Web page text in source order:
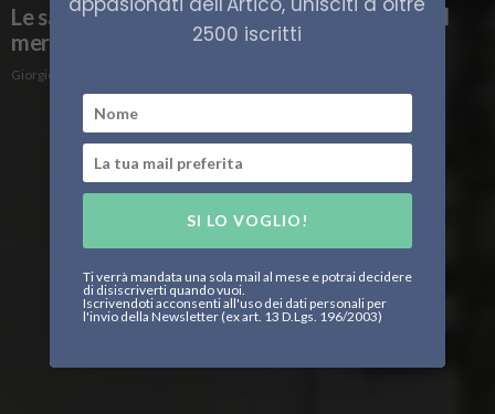
Le sanzioni secondarie degli USA colpiscono il
mercato energetico russo
Giorgio Cacciotti
2500 iscritti
SI LO VOGLIO!
Ti verrà mandata una sola mail al mese e potrai decidere
di disiscriverti quando vuoi.
Iscrivendoti acconsenti all'uso dei dati personali per
l'invio della Newsletter (ex art. 13 D.Lgs. 196/2003)